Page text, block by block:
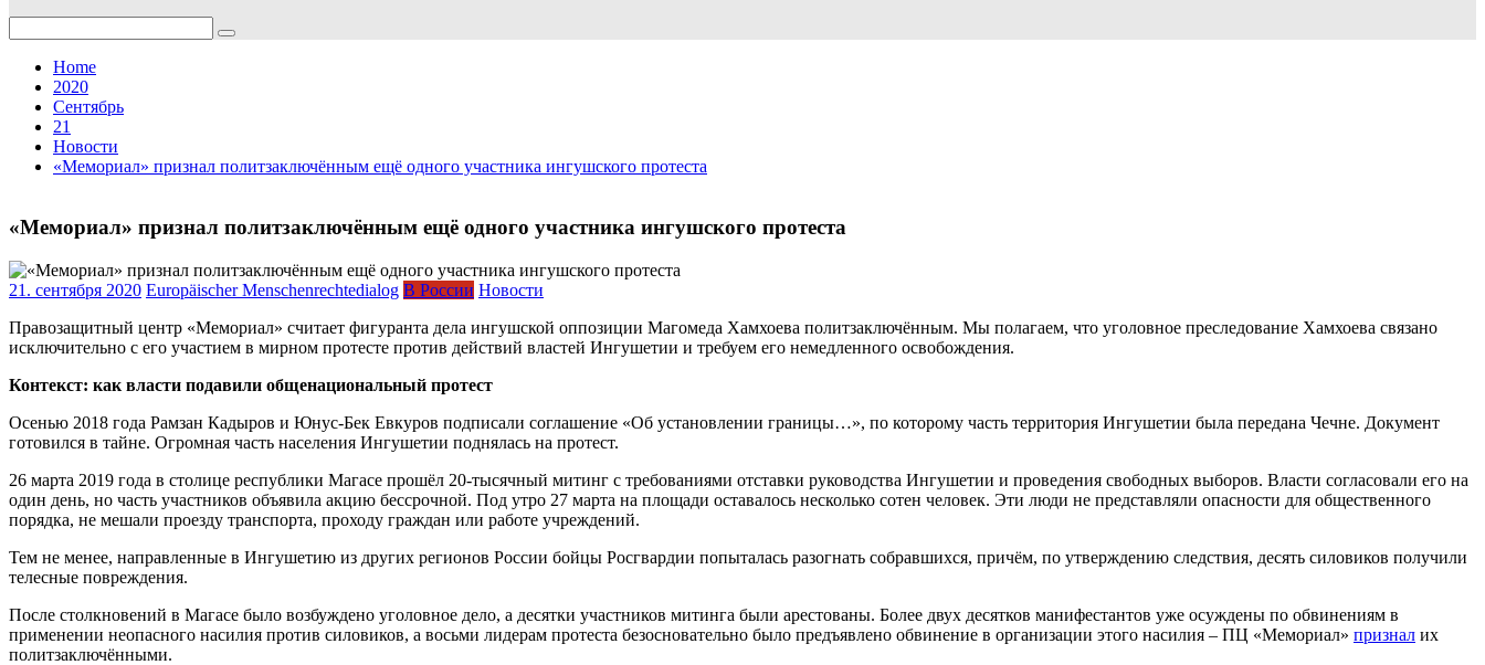
for:
Home
2020
Сентябрь
21
Новости
«Мемориал» признал политзаключённым ещё одного участника ингушского протеста
«Мемориал» признал политзаключённым ещё одного участника ингушского протеста
21. сентября 2020 Europäischer Menschenrechtedialog В России Новости
Правозащитный центр «Мемориал» считает фигуранта дела ингушской оппозиции Магомеда Хамхоева политзаключённым. Мы полагаем, что уголовное преследование Хамхоева связано
исключительно с его участием в мирном протесте против действий властей Ингушетии и требуем его немедленного освобождения.
Контекст: как власти подавили общенациональный протест
Осенью 2018 года Рамзан Кадыров и Юнус-Бек Евкуров подписали соглашение «Об установлении границы…», по которому часть территория Ингушетии была передана Чечне. Документ
готовился в тайне. Огромная часть населения Ингушетии поднялась на протест.
26 марта 2019 года в столице республики Магасе прошёл 20-тысячный митинг с требованиями отставки руководства Ингушетии и проведения свободных выборов. Власти согласовали его на
один день, но часть участников объявила акцию бессрочной. Под утро 27 марта на площади оставалось несколько сотен человек. Эти люди не представляли опасности для общественного
порядка, не мешали проезду транспорта, проходу граждан или работе учреждений.
Тем не менее, направленные в Ингушетию из других регионов России бойцы Росгвардии попыталась разогнать собравшихся, причём, по утверждению следствия, десять силовиков получили
телесные повреждения.
После столкновений в Магасе было возбуждено уголовное дело, а десятки участников митинга были арестованы. Более двух десятков манифестантов уже осуждены по обвинениям в
применении неопасного насилия против силовиков, а восьми лидерам протеста безосновательно было предъявлено обвинение в организации этого насилия – ПЦ «Мемориал» признал их
политзаключёнными.